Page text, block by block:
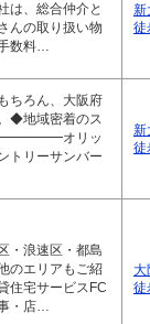
は、総合仲介と
んの取り扱い物
数料…
新
徒
ちろん、大阪府
◆地域密着のス
オリッ
トリーサンバー
新
徒
・浪速区・都島
のエリアもご紹
住宅サービスFC
・店…
大
徒